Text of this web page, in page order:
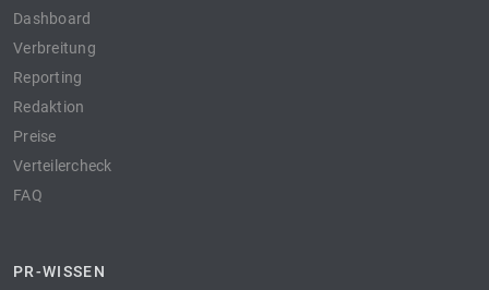
Dashboard
Verbreitung
Reporting
Redaktion
Preise
Verteilercheck
FAQ
PR-WISSEN